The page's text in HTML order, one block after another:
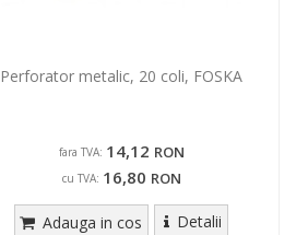
Perforator metalic, 20 coli, FOSKA
fara TVA: 14,12 RON
cu TVA: 16,80 RON
Adauga in cos Detalii